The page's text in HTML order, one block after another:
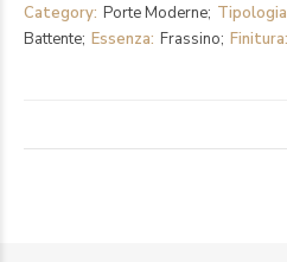
Category Porte Moderne Tipologia
Battente Essenza Frassino Finitura